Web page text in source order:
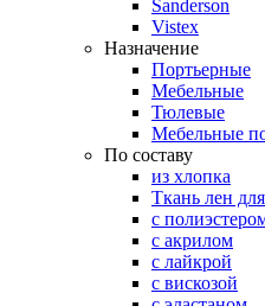
Sanderson
Vistex
Назначение
Портьерные
Мебельные
Тюлевые
Мебельные
По составу
из хлопка
Ткань лен
с
с акрилом
с лайкрой
с вискозой